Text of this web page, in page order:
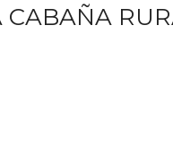
CABAÑA